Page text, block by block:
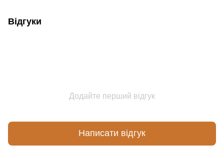
Відгуки
Додайте перший відгук
Написати відгук